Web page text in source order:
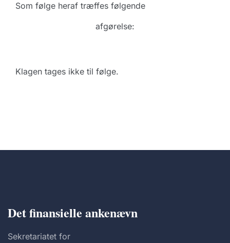
Som følge heraf træffes følgende
afgørelse:
Klagen tages ikke til følge.
Det finansielle ankenævn
Sekretariatet for